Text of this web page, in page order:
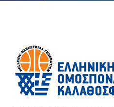
ΧΡΗΣΙΜΑ ΑΡΧΕΙΑ